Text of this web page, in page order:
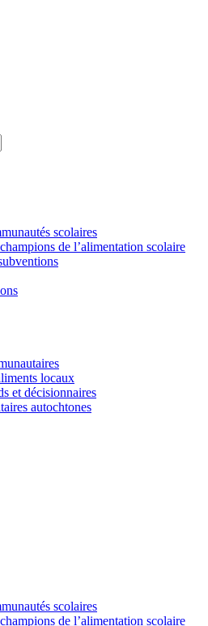
scolaires
de l’alimentation scolaire
locaux
et décisionnaires
autochtones
scolaires
de l’alimentation scolaire